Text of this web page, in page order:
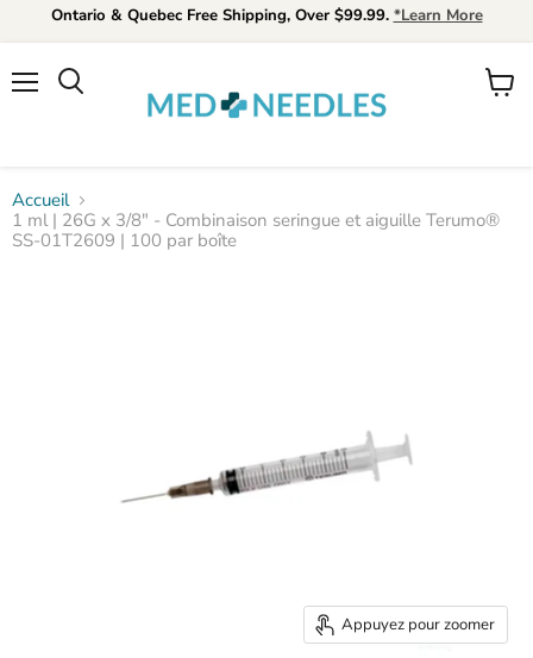
Ontario & Quebec Free Shipping, Over $99.99. *Learn More
Rechercher
Voir
Accueil
1 ml | 26G x 3/8" - Combinaison seringue et aiguille Terumo®
SS-01T2609 | 100 par boîte
Appuyez pour zoomer